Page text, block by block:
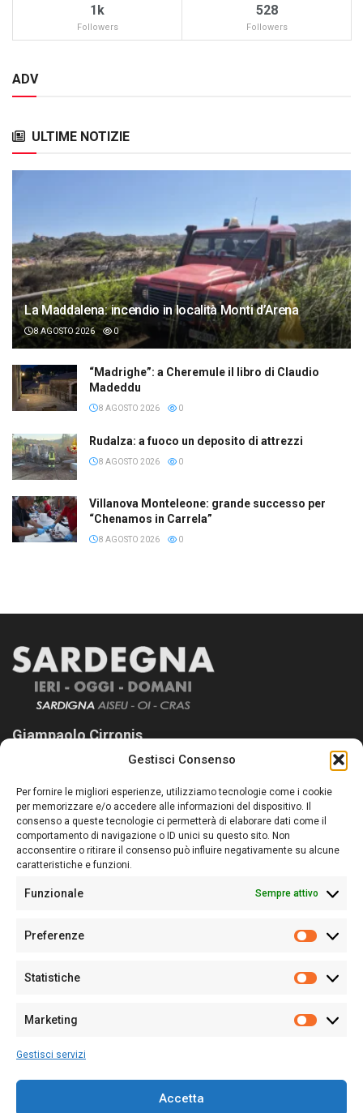
Gestisci Consenso
Per fornire le migliori esperienze, utilizziamo tecnologie come i cookie
per memorizzare e/o accedere alle informazioni del dispositivo. Il
consenso a queste tecnologie ci permetterà di elaborare dati come il
comportamento di navigazione o ID unici su questo sito. Non
acconsentire o ritirare il consenso può influire negativamente su alcune
caratteristiche e funzioni.
Funzionale Sempre attivo
Preferenze
Statistiche
Marketing
Gestisci servizi
Accetta
1k
Followers
528
Followers
ADV
ULTIME NOTIZIE
La Maddalena: incendio in località Monti d’Arena
8 AGOSTO 2026 0
“Madrighe”: a Cheremule il libro di Claudio
Madeddu
8 AGOSTO 2026 0
Rudalza: a fuoco un deposito di attrezzi
8 AGOSTO 2026 0
Villanova Monteleone: grande successo per
“Chenamos in Carrela”
8 AGOSTO 2026 0
Giampaolo Cirronis
Sardegna Ieri-Oggi-Domani nasce per informare “liberamente” i
lettori su quanto accade in Sardegna, con un occhio rivolto al
nostro passato e, soprattutto, al nostro futuro
Follow Us
Sede:Via Cristoforo Colombo 09013 Carbonia
Partita IVA02270380922
128/2020 del 10/02/2020
Per la Pubblicità: